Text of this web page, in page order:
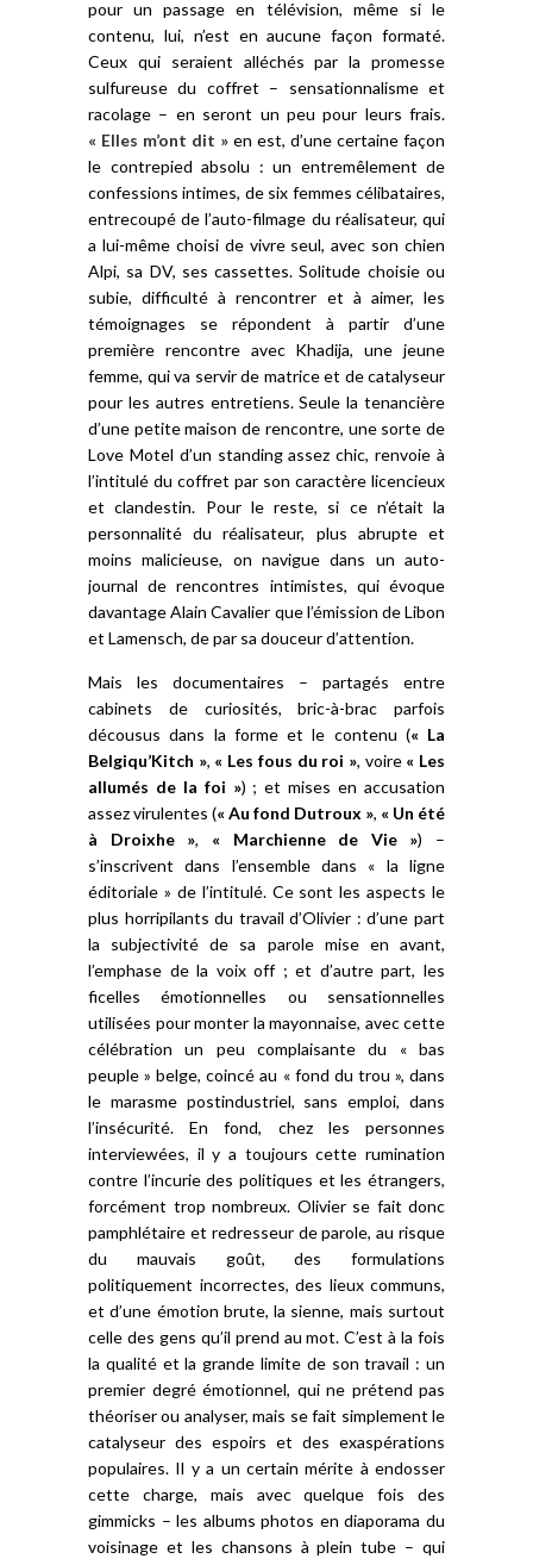
pour un passage en télévision, même si le
contenu, lui, n’est en aucune façon formaté.
Ceux qui seraient alléchés par la promesse
sulfureuse du coffret – sensationnalisme et
racolage – en seront un peu pour leurs frais.
« Elles m’ont dit » en est, d’une certaine façon
le contrepied absolu : un entremêlement de
confessions intimes, de six femmes célibataires,
entrecoupé de l’auto-filmage du réalisateur, qui
a lui-même choisi de vivre seul, avec son chien
Alpi, sa DV, ses cassettes. Solitude choisie ou
subie, difficulté à rencontrer et à aimer, les
témoignages se répondent à partir d’une
première rencontre avec Khadija, une jeune
femme, qui va servir de matrice et de catalyseur
pour les autres entretiens. Seule la tenancière
d’une petite maison de rencontre, une sorte de
Love Motel d’un standing assez chic, renvoie à
l’intitulé du coffret par son caractère licencieux
et clandestin. Pour le reste, si ce n’était la
personnalité du réalisateur, plus abrupte et
moins malicieuse, on navigue dans un auto-
journal de rencontres intimistes, qui évoque
davantage Alain Cavalier que l’émission de Libon
et Lamensch, de par sa douceur d’attention.
Mais les documentaires – partagés entre
cabinets de curiosités, bric-à-brac parfois
décousus dans la forme et le contenu (« La
Belgiqu’Kitch », « Les fous du roi », voire « Les
allumés de la foi ») ; et mises en accusation
assez virulentes (« Au fond Dutroux », « Un été
à Droixhe », « Marchienne de Vie ») –
s’inscrivent dans l’ensemble dans « la ligne
éditoriale » de l’intitulé. Ce sont les aspects le
plus horripilants du travail d’Olivier : d’une part
la subjectivité de sa parole mise en avant,
l’emphase de la voix off ; et d’autre part, les
ficelles émotionnelles ou sensationnelles
utilisées pour monter la mayonnaise, avec cette
célébration un peu complaisante du « bas
peuple » belge, coincé au « fond du trou », dans
le marasme postindustriel, sans emploi, dans
l’insécurité. En fond, chez les personnes
interviewées, il y a toujours cette rumination
contre l’incurie des politiques et les étrangers,
forcément trop nombreux. Olivier se fait donc
pamphlétaire et redresseur de parole, au risque
du mauvais goût, des formulations
politiquement incorrectes, des lieux communs,
et d’une émotion brute, la sienne, mais surtout
celle des gens qu’il prend au mot. C’est à la fois
la qualité et la grande limite de son travail : un
premier degré émotionnel, qui ne prétend pas
théoriser ou analyser, mais se fait simplement le
catalyseur des espoirs et des exaspérations
populaires. Il y a un certain mérite à endosser
cette charge, mais avec quelque fois des
gimmicks – les albums photos en diaporama du
voisinage et les chansons à plein tube – qui